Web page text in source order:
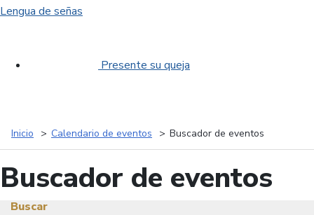
Lengua de señas
Presente su queja
Inicio Calendario de eventos Buscador de eventos
Buscador de eventos
Buscar